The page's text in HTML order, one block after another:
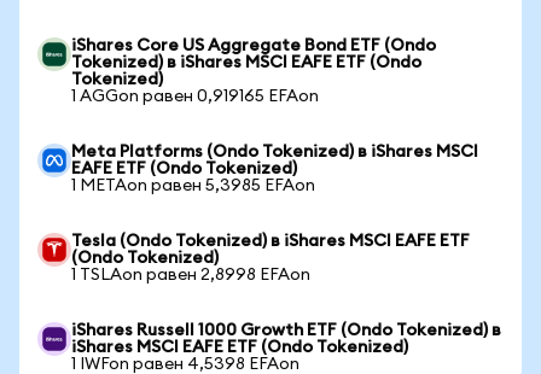
iShares Core US Aggregate Bond ETF (Ondo
Tokenized) в iShares MSCI EAFE ETF (Ondo
Tokenized)
1 AGGon равен 0,919165 EFAon
Meta Platforms (Ondo Tokenized) в iShares MSCI
EAFE ETF (Ondo Tokenized)
1 METAon равен 5,3985 EFAon
Tesla (Ondo Tokenized) в iShares MSCI EAFE ETF
(Ondo Tokenized)
1 TSLAon равен 2,8998 EFAon
iShares Russell 1000 Growth ETF (Ondo Tokenized) в
iShares MSCI EAFE ETF (Ondo Tokenized)
1 IWFon равен 4,5398 EFAon